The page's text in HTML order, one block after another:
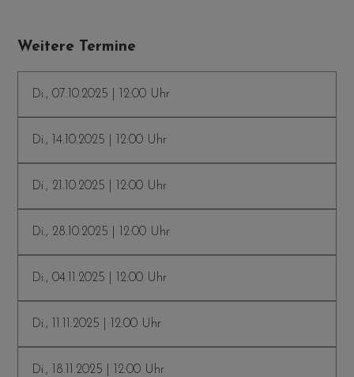
Weitere Termine
Di., 07.10.2025 | 12:00 Uhr
Di., 14.10.2025 | 12:00 Uhr
Di., 21.10.2025 | 12:00 Uhr
Di., 28.10.2025 | 12:00 Uhr
Di., 04.11.2025 | 12:00 Uhr
Di., 11.11.2025 | 12:00 Uhr
Di., 18.11.2025 | 12:00 Uhr